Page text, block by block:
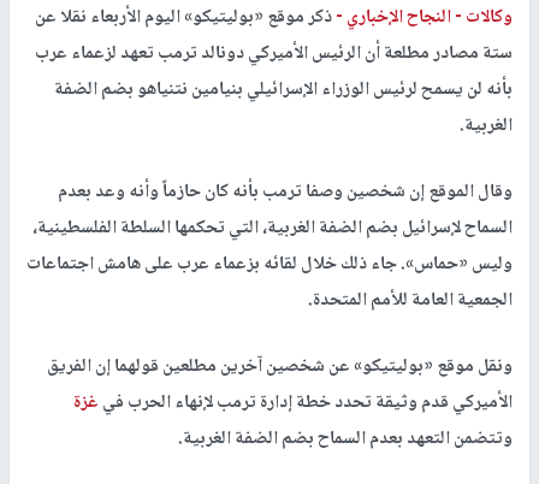
وكالات -النجاح الإخباري -ذكر موقع «بوليتيكو» اليوم الأربعاء نقلا عن
ستة مصادر مطلعة أن الرئيس الأميركي دونالد ترمب تعهد لزعماء عرب
بأنه لن يسمح لرئيس الوزراء الإسرائيلي بنيامين نتنياهو بضم الضفة
الغربية.
وقال الموقع إن شخصين وصفا ترمب بأنه كان حازماً وأنه وعد بعدم
السماح لإسرائيل بضم الضفة الغربية، التي تحكمها السلطة الفلسطينية،
وليس «حماس». جاء ذلك خلال لقائه بزعماء عرب على هامش اجتماعات
الجمعية العامة للأمم المتحدة.
ونقل موقع «بوليتيكو» عن شخصين آخرين مطلعين قولهما إن الفريق
الأميركي قدم وثيقة تحدد خطة إدارة ترمب لإنهاء الحرب فيغزة
وتتضمن التعهد بعدم السماح بضم الضفة الغربية.